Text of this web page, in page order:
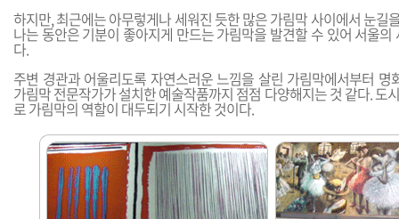
하지만, 최근에는 아무렇게나 세워진 듯한 많은 가림막 사이에서 눈길
나는 동안은 기분이 좋아지게 만드는 가림막을 발견할 수 있어 서울
다.
주변 경관과 어울리도록 자연스러운 느낌을 살린 가림막에서부터 명
가림막 전문작가가 설치한 예술작품까지 점점 다양해지는 것 같다. 도
로 가림막의 역할이 대두되기 시작한 것이다.